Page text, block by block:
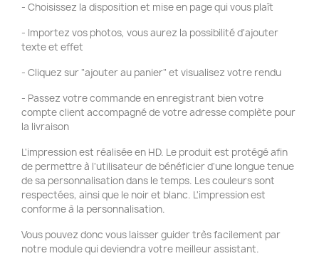
- Choisissez la disposition et mise en page qui vous plaît
- Importez vos photos, vous aurez la possibilité d'ajouter
texte et effet
- Cliquez sur "ajouter au panier" et visualisez votre rendu
- Passez votre commande en enregistrant bien votre
compte client accompagné de votre adresse complète pour
la livraison
L'impression est réalisée en HD. Le produit est protégé afin
de permettre à l'utilisateur de bénéficier d'une longue tenue
de sa personnalisation dans le temps. Les couleurs sont
respectées, ainsi que le noir et blanc. L'impression est
conforme à la personnalisation.
Vous pouvez donc vous laisser guider très facilement par
notre module qui deviendra votre meilleur assistant.